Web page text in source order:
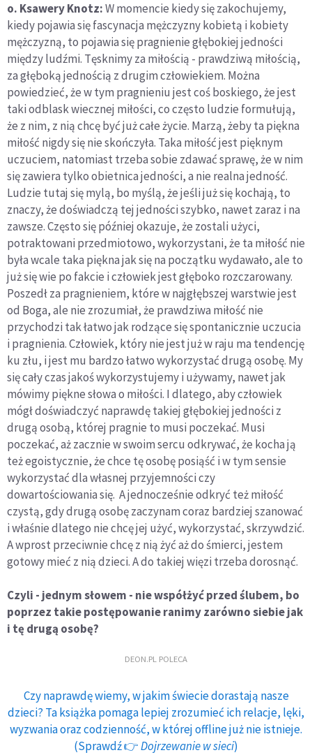
o. Ksawery Knotz:W momencie kiedy się zakochujemy,
kiedy pojawia się fascynacja mężczyzny kobietą i kobiety
mężczyzną, to pojawia się pragnienie głębokiej jedności
między ludźmi. Tęsknimy za miłością - prawdziwą miłością,
za głęboką jednością z drugim człowiekiem. Można
powiedzieć, że w tym pragnieniu jest coś boskiego, że jest
taki odblask wiecznej miłości, co często ludzie formułują,
że z nim, z nią chcę być już całe życie. Marzą, żeby ta piękna
miłość nigdy się nie skończyła. Taka miłość jest pięknym
uczuciem, natomiast trzeba sobie zdawać sprawę, że w nim
się zawiera tylko obietnica jedności, a nie realna jedność.
Ludzie tutaj się mylą, bo myślą, że jeśli już się kochają, to
znaczy, że doświadczą tej jedności szybko, nawet zaraz i na
zawsze. Często się później okazuje, że zostali użyci,
potraktowani przedmiotowo, wykorzystani, że ta miłość nie
była wcale taka piękna jak się na początku wydawało, ale to
już się wie po fakcie i człowiek jest głęboko rozczarowany.
Poszedł za pragnieniem, które w najgłębszej warstwie jest
od Boga, ale nie zrozumiał, że prawdziwa miłość nie
przychodzi tak łatwo jak rodzące się spontanicznie uczucia
i pragnienia. Człowiek, który nie jest już w raju ma tendencję
ku złu, i jest mu bardzo łatwo wykorzystać drugą osobę. My
się cały czas jakoś wykorzystujemy i używamy, nawet jak
mówimy piękne słowa o miłości. I dlatego, aby człowiek
mógł doświadczyć naprawdę takiej głębokiej jedności z
drugą osobą, której pragnie to musi poczekać. Musi
poczekać, aż zacznie w swoim sercu odkrywać, że kocha ją
też egoistycznie, że chce tę osobę posiąść i w tym sensie
wykorzystać dla własnej przyjemności czy
dowartościowania się. A jednocześnie odkryć też miłość
czystą, gdy drugą osobę zaczynam coraz bardziej szanować
i właśnie dlatego nie chcę jej użyć, wykorzystać, skrzywdzić.
A wprost przeciwnie chcę z nią żyć aż do śmierci, jestem
gotowy mieć z nią dzieci. A do takiej więzi trzeba dorosnąć.
Czyli - jednym słowem - nie współżyć przed ślubem, bo
poprzez takie postępowanie ranimy zarówno siebie jak
i tę drugą osobę?
DEON.PL POLECA
Czy naprawdę wiemy, w jakim świecie dorastają nasze
dzieci? Ta książka pomaga lepiej zrozumieć ich relacje, lęki,
wyzwania oraz codzienność, w której offline już nie istnieje.
(Sprawdź 👉Dojrzewanie w sieci)